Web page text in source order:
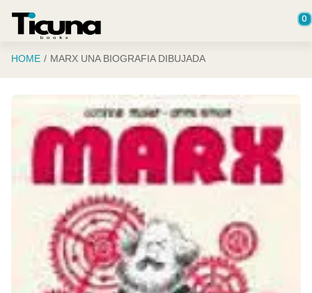
0
HOME MARX UNA BIOGRAFIA DIBUJADA